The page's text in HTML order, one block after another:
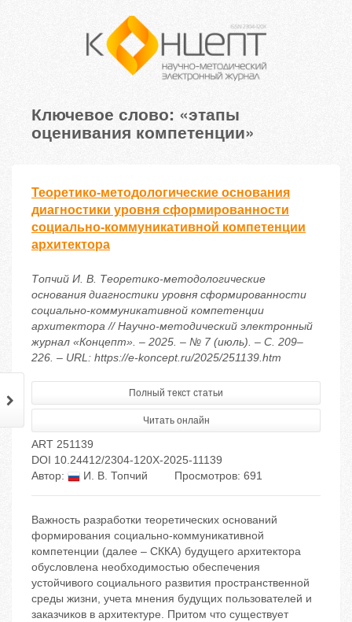
Ключевое слово: «этапы
оценивания компетенции»
Теоретико-методологические основания
диагностики уровня сформированности
социально-коммуникативной компетенции
архитектора
Топчий И. В. Теоретико-методологические
основания диагностики уровня сформированности
социально-коммуникативной компетенции
архитектора // Научно-методический электронный
журнал «Концепт». – 2025. – № 7 (июль). – С. 209–
226. – URL: https://e-koncept.ru/2025/251139.htm
Полный текст статьи
Читать онлайн
ART 251139
DOI 10.24412/2304-120X-2025-11139
Автор:
И. В. Топчий Просмотров: 691
Важность разработки теоретических оснований
формирования социально-коммуникативной
компетенции (далее – СККА) будущего архитектора
обусловлена необходимостью обеспечения
устойчивого социального развития пространственной
среды жизни, учета мнения будущих пользователей и
заказчиков в архитектуре. Притом что существует